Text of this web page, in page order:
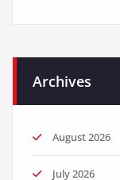
Archives
August 2026
July 2026